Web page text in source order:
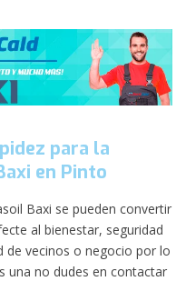
para la
en Pinto
Baxi se pueden convertir
al bienestar, seguridad
de vecinos o negocio por lo
una no dudes en contactar